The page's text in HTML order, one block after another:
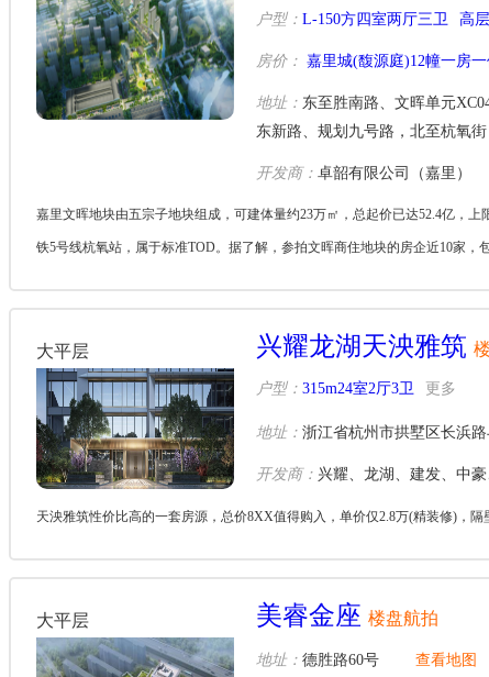
户型： L-150方四室两厅三卫 高
房价： 嘉里城(馥源庭)12幢一房
地址： 东至胜南路、文晖单元
东新路、规划九号路，北至杭氧街
开发商： 卓韶有限公司（嘉里）
嘉里文晖地块由五宗子地块组成，可建体量约23万㎡，总起价已达52.4亿，
铁5号线杭氧站，属于标准TOD。据了解，参拍文晖商住地块的房企近10家
大平层 兴耀龙湖天泱雅筑
户型： 315m24室2厅3卫 更多
地址： 浙江省杭州市拱墅区长浜
开发商： 兴耀、龙湖、建发、中
天泱雅筑性价比高的一套房源，总价8XX值得购入，单价仅2.8万(精装修)，隔
大平层 美睿金座 楼盘航拍
地址： 德胜路60号 查看地图